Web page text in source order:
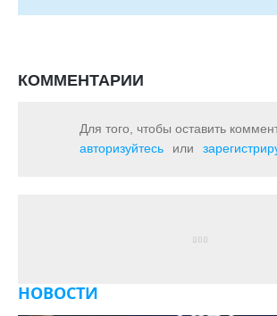
КОММЕНТАРИИ
Для того, чтобы оставить
авторизуйтесь
или
НОВОСТИ